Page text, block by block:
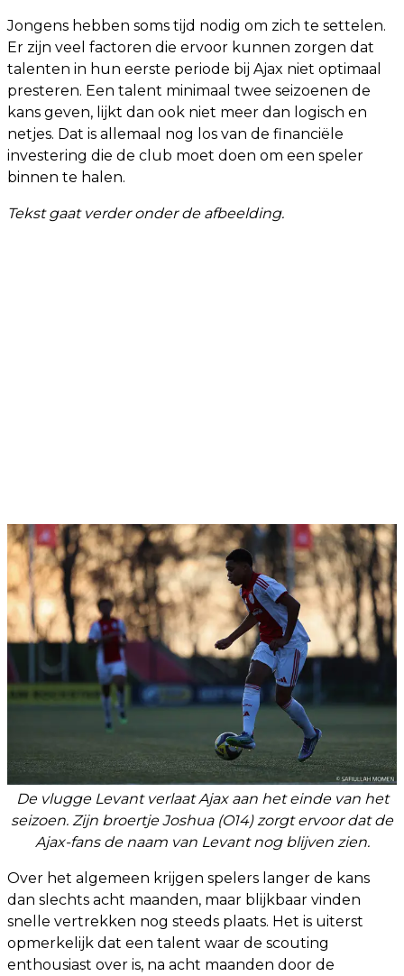
Jongens hebben soms tijd nodig om zich te settelen.
Er zijn veel factoren die ervoor kunnen zorgen dat
talenten in hun eerste periode bij Ajax niet optimaal
presteren. Een talent minimaal twee seizoenen de
kans geven, lijkt dan ook niet meer dan logisch en
netjes. Dat is allemaal nog los van de financiële
investering die de club moet doen om een speler
binnen te halen.
Tekst gaat verder onder de afbeelding.
De vlugge Levant verlaat Ajax aan het einde van het
seizoen. Zijn broertje Joshua (O14) zorgt ervoor dat de
Ajax-fans de naam van Levant nog blijven zien.
Over het algemeen krijgen spelers langer de kans
dan slechts acht maanden, maar blijkbaar vinden
snelle vertrekken nog steeds plaats. Het is uiterst
opmerkelijk dat een talent waar de scouting
enthousiast over is, na acht maanden door de